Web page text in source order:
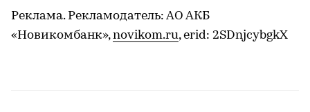
Реклама. Рекламодатель: АО АКБ
«Новикомбанк»,novikom.ru, erid: 2SDnjcybgkX